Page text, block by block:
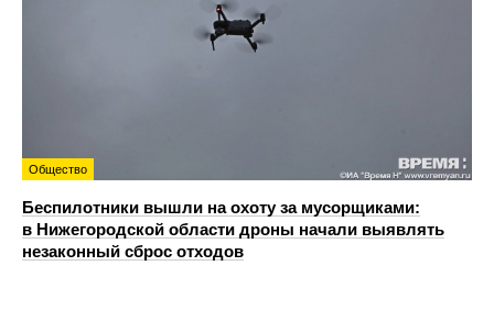
Общество
Беспилотники вышли на охоту за мусорщиками:
в Нижегородской области дроны начали выявлять
незаконный сброс отходов